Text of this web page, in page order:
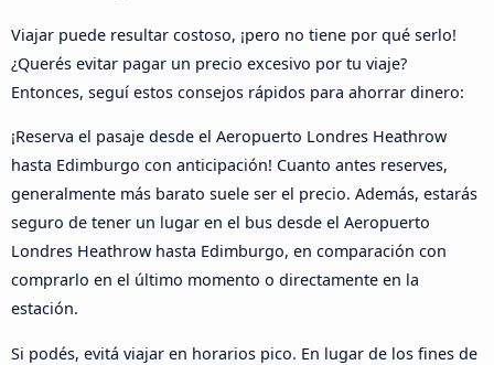
Viajar puede resultar costoso, ¡pero no tiene por qué serlo!
¿Querés evitar pagar un precio excesivo por tu viaje?
Entonces, seguí estos consejos rápidos para ahorrar dinero:
¡Reserva el pasaje desde el Aeropuerto Londres Heathrow
hasta Edimburgo con anticipación! Cuanto antes reserves,
generalmente más barato suele ser el precio. Además, estarás
seguro de tener un lugar en el bus desde el Aeropuerto
Londres Heathrow hasta Edimburgo, en comparación con
comprarlo en el último momento o directamente en la
estación.
Si podés, evitá viajar en horarios pico. En lugar de los fines de